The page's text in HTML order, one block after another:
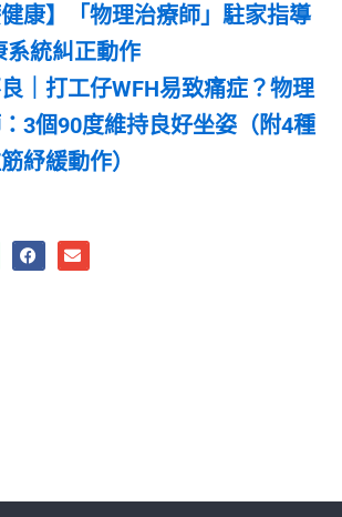
健康】「物理治療師」駐家指導
系統糾正動作
｜打工仔WFH易致痛症？物理
3個90度維持良好坐姿（附4種
紓緩動作）